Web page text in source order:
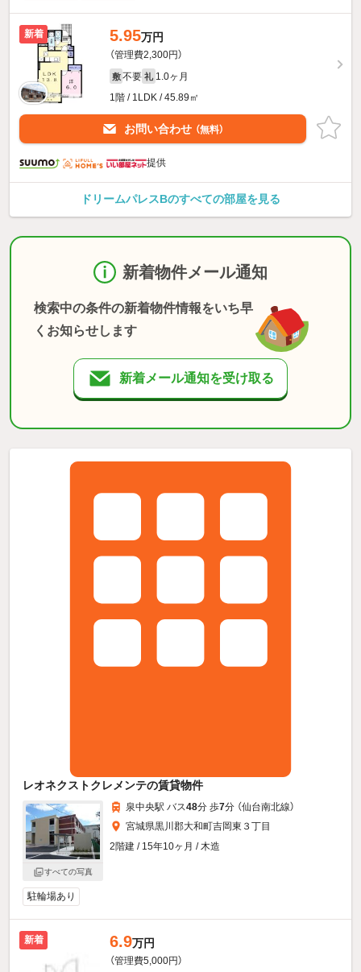
新着 5.95万円
（管理費2,300円）
敷 不要 礼 1.0ヶ月
1階 / 1LDK / 45.89㎡
お問い合わせ （無料）
提供
ドリームパレスBのすべての部屋を見る
新着物件メール通知
検索中の条件の新着物件情報をいち早
くお知らせします
新着メール通知を受け取る
レオネクストクレメンテの賃貸物件
すべての写真
泉中央駅 バス48分 歩7分 （仙台南北線）
宮城県黒川郡大和町吉岡東３丁目
2階建 / 15年10ヶ月 / 木造
駐輪場あり
新着 6.9万円
（管理費5,000円）